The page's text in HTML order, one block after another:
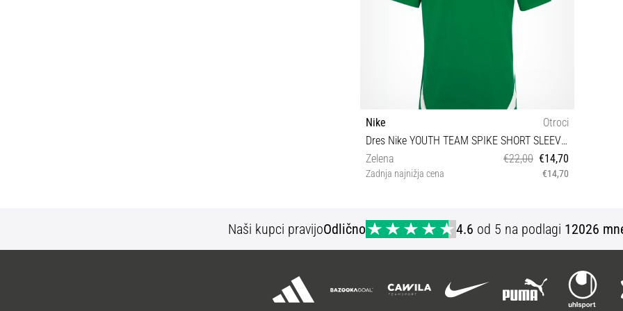
Nike
Otroci
Dres Nike YOUTH TEAM SPIKE SHORT SLEEVE JERSEY
Zelena
€22,00 €14,70
Zadnja najnižja cena €14,70
Naši kupci pravijoOdlično 4.6 od 5 na podlagi 12026